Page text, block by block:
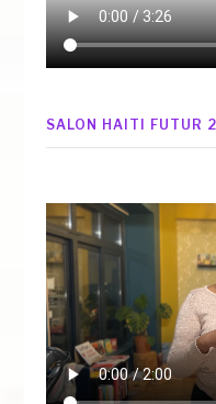
SALON HAITI FUTUR